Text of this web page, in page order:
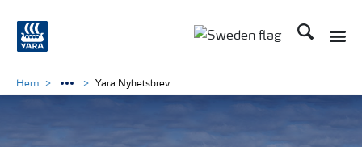
Sök
Hem Yara Nyhetsbrev